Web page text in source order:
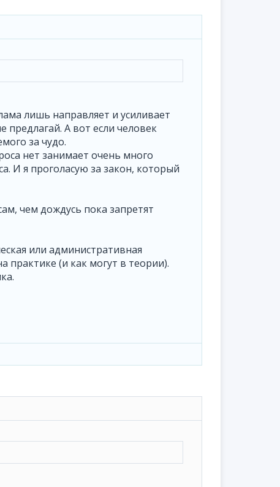
лишь направляет и усиливает
предлагай. А вот если человек
за чудо.
нет занимает очень много
И я проголасую за закон, который
чем дождусь пока запретят
или административная
практике (и как могут в теории).